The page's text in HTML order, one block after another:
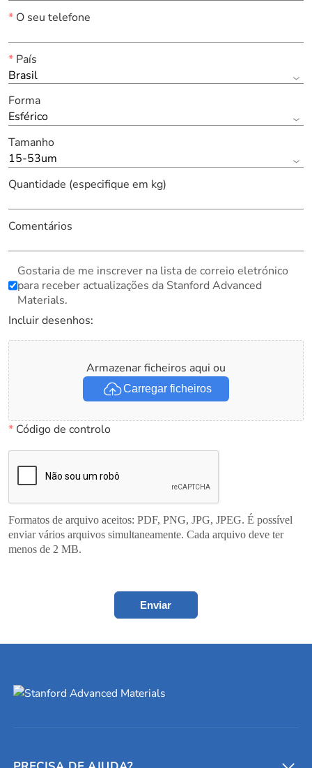
*O seu telefone
*País
Brasil
Forma
Esférico
Tamanho
15-53um
Quantidade (especifique em kg)
Comentários
Gostaria de me inscrever na lista de correio eletrónico
para receber actualizações da Stanford Advanced
Materials.
Incluir desenhos:
Armazenar ficheiros aqui ou
Carregar ficheiros
*Código de controlo
Formatos de arquivo aceitos: PDF, PNG, JPG, JPEG. É possível
enviar vários arquivos simultaneamente. Cada arquivo deve ter
menos de 2 MB.
Enviar